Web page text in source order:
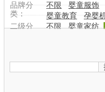
品牌分
类：
不限 婴童服饰
婴童教育
孕婴
二级分
不限 婴童家纺